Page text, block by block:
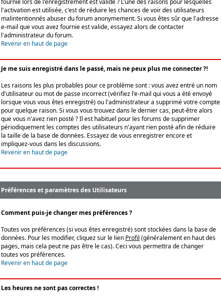
l'activation est utilisée, c'est de réduire les chances de voir des utilisateurs
malintentionnés abuser du forum anonymement. Si vous êtes sûr que l'adresse
e-mail que vous avez fournie est valide, essayez alors de contacter
l'administrateur du forum.
Revenir en haut de page
Je me suis enregistré dans le passé, mais ne peux plus me connecter ?!
Les raisons les plus probables pour ce problème sont : vous avez entré un nom
d'utilisateur ou mot de passe incorrect (vérifiez l'e-mail qui vous a été envoyé
lorsque vous vous êtes enregistré) ou l'administrateur a supprimé votre compte
pour quelque raison. Si vous vous trouvez dans le dernier cas, peut-être alors
que vous n'avez rien posté ? Il est habituel pour les forums de supprimer
périodiquement les comptes des utilisateurs n'ayant rien posté afin de réduire
la taille de la base de données. Essayez de vous enregistrer encore et
impliquez-vous dans les discussions.
Revenir en haut de page
Préférences et paramètres des Utilisateurs
Comment puis-je changer mes préférences ?
Toutes vos préférences (si vous êtes enregistré) sont stockées dans la base de
données. Pour les modifier, cliquez sur le lien Profil (généralement en haut des
pages, mais cela peut ne pas être le cas). Ceci vous permettra de changer
toutes vos préférences.
Revenir en haut de page
Les heures ne sont pas correctes !